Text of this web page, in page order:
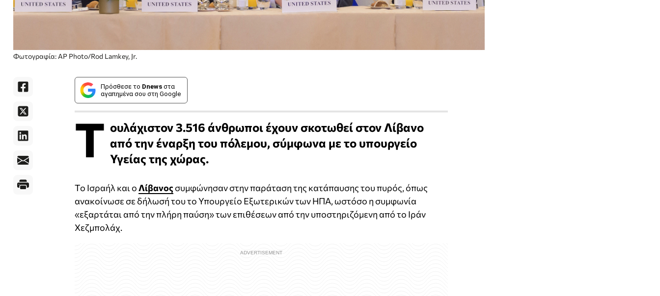
Φωτογραφία: AP Photo/Rod Lamkey, Jr.
Πρόσθεσε το Dnews στα
αγαπημένα σου στη Google
Τ ουλάχιστον 3.516 άνθρωποι έχουν σκοτωθεί στον Λίβανο
από την έναρξη του πόλεμου, σύμφωνα με το υπουργείο
Υγείας της χώρας.
Το Ισραήλ και οΛίβανος συμφώνησαν στην παράταση της κατάπαυσης του πυρός, όπως
ανακοίνωσε σε δήλωσή του το Υπουργείο Εξωτερικών των ΗΠΑ, ωστόσο η συμφωνία
«εξαρτάται από την πλήρη παύση» των επιθέσεων από την υποστηριζόμενη από το Ιράν
Χεζμπολάχ.